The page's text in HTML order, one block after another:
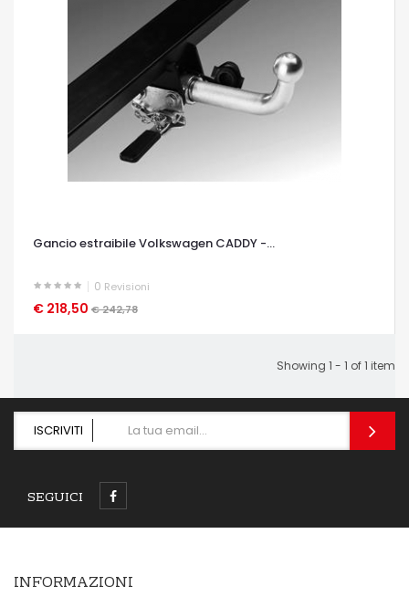
Gancio estraibile Volkswagen CADDY -...
0 Revisioni
€ 218,50 € 242,78
OCCHIATA VELOCE
Showing 1 - 1 of 1 item
ISCRIVITI
SEGUICI
INFORMAZIONI